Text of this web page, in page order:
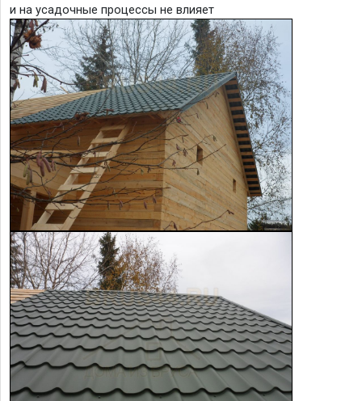
и на усадочные процессы не влияет